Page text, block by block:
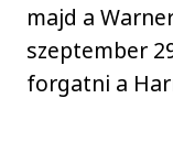
majd a
szeptember
forgatni a